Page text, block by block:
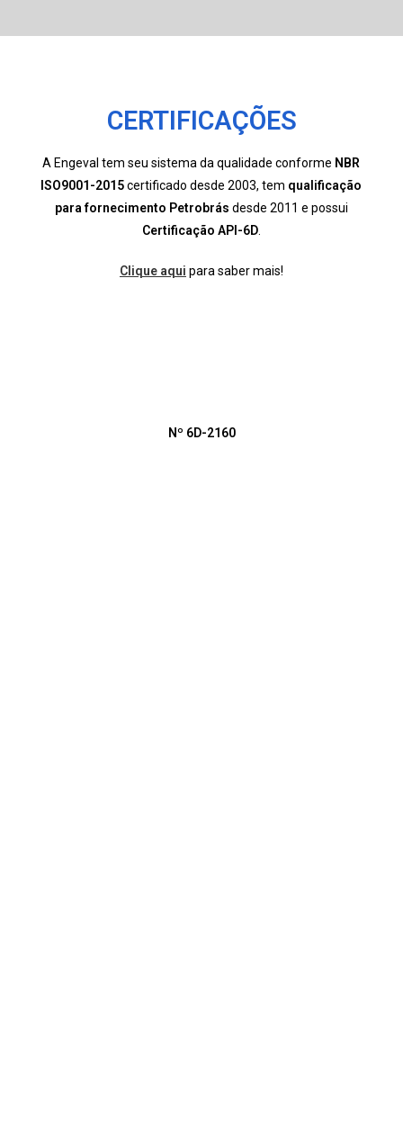
CERTIFICAÇÕES
A Engeval tem seu sistema da qualidade conforme NBR
ISO9001-2015certificado desde 2003, tem qualificação
para fornecimento Petrobrás desde 2011 e possui
Certificação API-6D.
Clique aqui para saber mais!
Nº 6D-2160